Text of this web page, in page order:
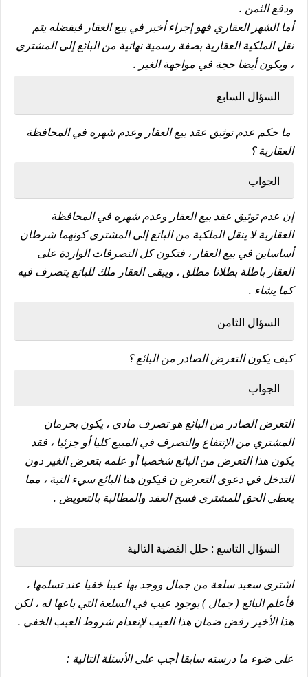
ودفع الثمن .
أما الشهر العقاري فهو إجراء أخير في بيع العقار فبفضله يتم
نقل الملكية العقارية بصفة رسمية نهائية من البائع إلى المشتري
، ويكون أيضا حجة في مواجهة الغير .
السؤال السابع
ما حكم عدم توثيق عقد بيع العقار وعدم شهره في المحافظة
العقارية ؟
الجواب
إن عدم توثيق عقد بيع العقار وعدم شهره في المحافظة
العقارية لا ينقل الملكية من البائع إلى المشتري كونهما شرطان
أساساين في بيع العقار ، فتكون كل التصرفات الواردة على
العقار باطلة بطلانا مطلق ، ويبقى العقار ملك للبائع يتصرف فيه
كما يشاء .
السؤال الثامن
كيف يكون التعرض الصادر من البائع ؟
الجواب
التعرض الصادر من البائع هو تصرف مادي ، يكون بحرمان
المشتري من الإنتفاع والتصرف في المبيع كليا أو جزئيا ، فقد
يكون هذا التعرض من البائع شخصيا أو علمه بتعرض الغير دون
التدخل في دعوى التعرض ن فيكون هنا البائع سيء النية ، مما
يعطي الحق للمشتري فسخ العقد والمطالبة بالتعويض .
السؤال التاسع : حلل القضية التالية
اشترى سعيد سلعة من جمال ووجد بها عيبا خفيا عند تسلمها ،
فأعلم البائع ( جمال ) بوجود عيب في السلعة التي باعها له ، لكن
هذا الأخير رفض ضمان هذا العيب لإنعدام شروط العيب الخفي .
على ضوء ما درسته سابقا أجب على الأسئلة التالية :